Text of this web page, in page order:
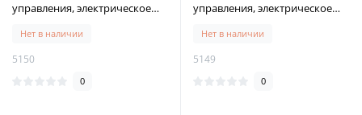
управления, электрическое
Нет в наличии
5150
0
управления, электрическое
Нет в наличии
5149
0